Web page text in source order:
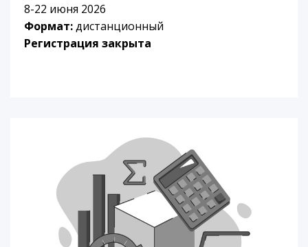
8-22 июня 2026
Формат:дистанционный
Регистрация закрыта